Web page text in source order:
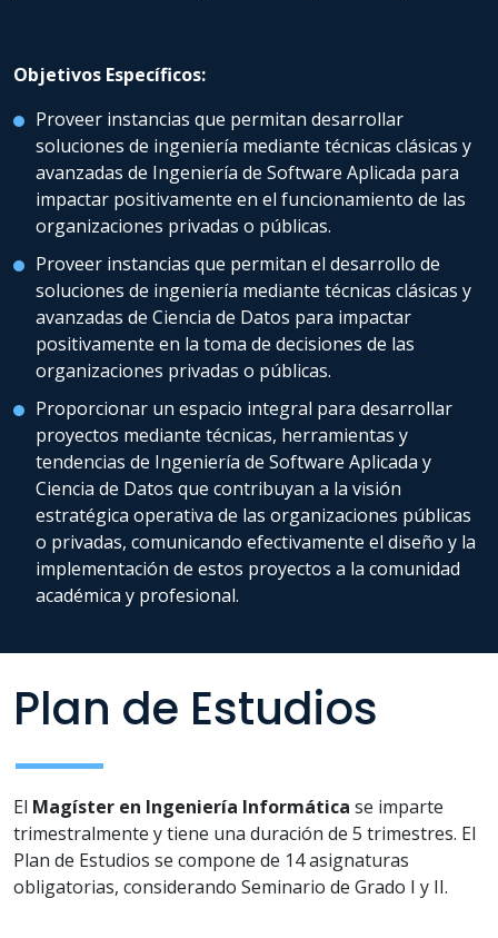
Objetivos Específicos:
Proveer instancias que permitan desarrollar
soluciones de ingeniería mediante técnicas clásicas y
avanzadas de Ingeniería de Software Aplicada para
impactar positivamente en el funcionamiento de las
organizaciones privadas o públicas.
Proveer instancias que permitan el desarrollo de
soluciones de ingeniería mediante técnicas clásicas y
avanzadas de Ciencia de Datos para impactar
positivamente en la toma de decisiones de las
organizaciones privadas o públicas.
Proporcionar un espacio integral para desarrollar
proyectos mediante técnicas, herramientas y
tendencias de Ingeniería de Software Aplicada y
Ciencia de Datos que contribuyan a la visión
estratégica operativa de las organizaciones públicas
o privadas, comunicando efectivamente el diseño y la
implementación de estos proyectos a la comunidad
académica y profesional.
Plan de Estudios
El Magíster en Ingeniería Informática se imparte
trimestralmente y tiene una duración de 5 trimestres. El
Plan de Estudios se compone de 14 asignaturas
obligatorias, considerando Seminario de Grado I y II.